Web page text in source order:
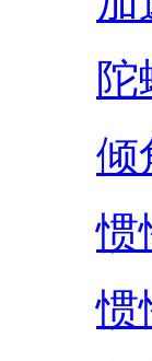
陀
倾
惯
惯